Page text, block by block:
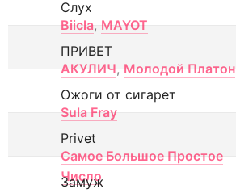
Слух
Biicla, MAYOT
ПРИВЕТ
АКУЛИЧ, Молодой Платон
Ожоги от сигарет
Sula Fray
Privet
Самое Большое Простое
Число
Замуж